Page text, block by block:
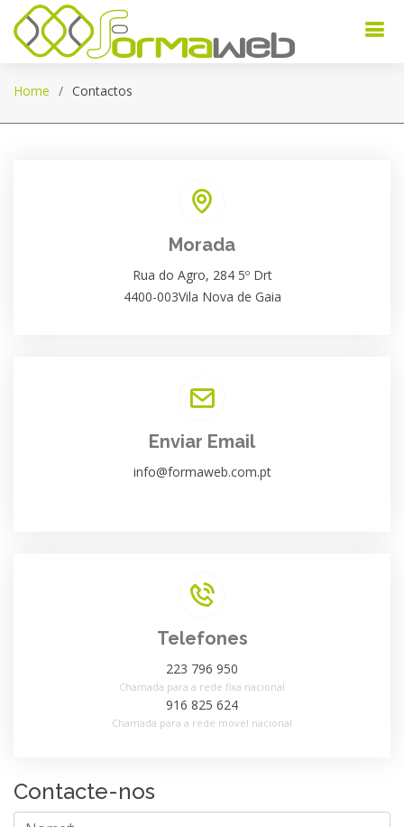
Home Contactos
Morada
Rua do Agro, 284 5º Drt
4400-003Vila Nova de Gaia
Enviar Email
info@formaweb.com.pt
Telefones
223 796 950
Chamada para a rede fixa nacional
916 825 624
Chamada para a rede movel nacional
Contacte-nos